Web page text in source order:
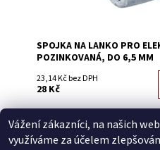
SPOJKA NA LANKO PRO
POZINKOVANÁ, DO 6,5 MM
23,14 Kč bez DPH
28 Kč
Buďte první, kdo napíše
Vážení zákazníci, na našich
využíváme za účelem